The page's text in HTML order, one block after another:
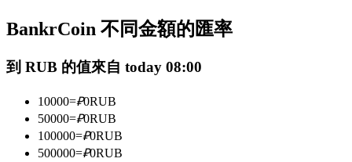
跟單
BankrCoin 不同金額的匯率
到 RUB 的值來自 today 08:00
10000=₽0RUB
50000=₽0RUB
100000=₽0RUB
500000=₽0RUB